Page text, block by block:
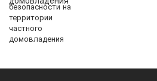
безопасности на
территории
частного
домовладения